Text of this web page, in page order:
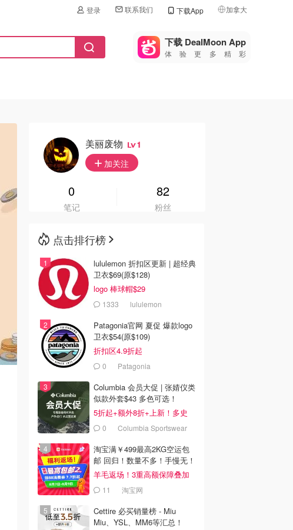
登录 联系我们 下载App 加拿大
🇺🇸
美国
🇨🇳中国
🇮🇹
🇦🇺
下载 DealMoon App
体验更多精彩
美丽废物 1
加关注
0
笔记
82
粉丝
点击排行榜
lululemon 折扣区更新 | 超经典
卫衣$69(原$128)
logo 棒球帽$29
1333 lululemon
Patagonia官网 夏促 爆款logo
卫衣$54(原$109)
折扣区4.9折起
0 Patagonia
Columbia 会员大促 | 张婧仪类
似款外套$43 多色可选！
5折起+额外8折+上新！多史
低！0
Columbia Sportswear
淘宝满￥499最高2KG空运包
邮 回归！数量不多！手慢无！
羊毛返场！3重高额保障叠加
11 淘宝网
Cettire 必买销量榜 - Miu
Miu、YSL、MM6等汇总！